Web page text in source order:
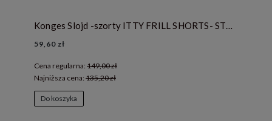
Konges Slojd -szorty ITTY FRILL SHORTS- STRIPE BLUE
59,60 zł
Cena regularna: 149,00 zł
Najniższa cena: 135,20 zł
Do koszyka